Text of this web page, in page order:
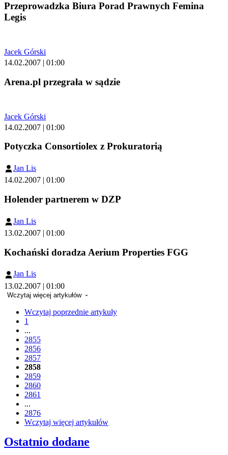
Przeprowadzka Biura Porad Prawnych Femina
Legis
Jacek Górski
14.02.2007 | 01:00
Arena.pl przegrała w sądzie
Jacek Górski
14.02.2007 | 01:00
Potyczka Consortiolex z Prokuratorią
Jan Lis
14.02.2007 | 01:00
Holender partnerem w DZP
Jan Lis
13.02.2007 | 01:00
Kochański doradza Aerium Properties FGG
Jan Lis
13.02.2007 | 01:00
Wczytaj więcej artykułów
Wczytaj poprzednie artykuły
1
...
2855
2856
2857
2858
2859
2860
2861
...
2876
Wczytaj więcej artykułów
Ostatnio dodane